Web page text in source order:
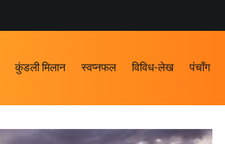
कुंडली मिलान स्वप्नफल विविध-लेख पंचाँग